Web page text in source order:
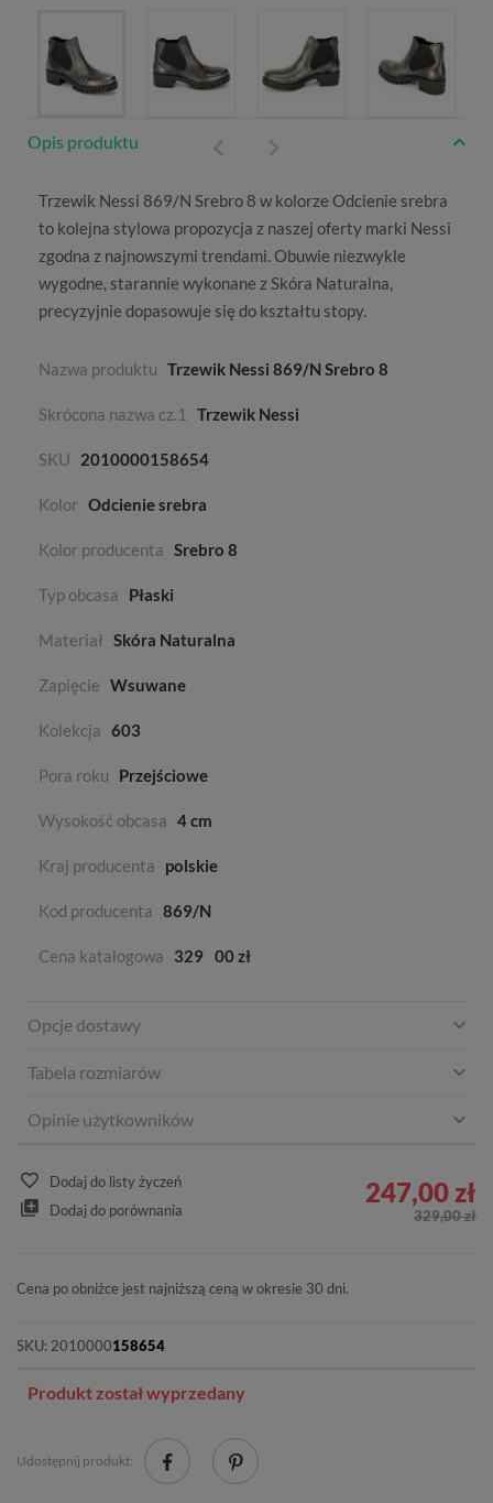
Opis produktu
Trzewik Nessi 869/N Srebro 8 w kolorze Odcienie srebra
to kolejna stylowa propozycja z naszej oferty marki Nessi
zgodna z najnowszymi trendami. Obuwie niezwykle
wygodne, starannie wykonane zSkóra Naturalna,
precyzyjnie dopasowuje się do kształtu stopy.
Nazwa produktu Trzewik Nessi 869/N Srebro 8
Skrócona nazwa cz.1 Trzewik Nessi
SKU 2010000158654
Kolor Odcienie srebra
Kolor producenta Srebro 8
Typ obcasa Płaski
Materiał Skóra Naturalna
Zapięcie Wsuwane
Kolekcja 603
Pora roku Przejściowe
Wysokość obcasa 4 cm
Kraj producenta polskie
Kod producenta 869/N
Cena katalogowa 329 00 zł
Opcje dostawy
Tabela rozmiarów
Opinie użytkowników
Dodaj do listy życzeń
Dodaj do porównania
247,00 zł
329,00 zł
Cena po obniżce jest najniższą ceną w okresie 30 dni.
SKU: 2010000158654
Produkt został wyprzedany
Udostępnij produkt: